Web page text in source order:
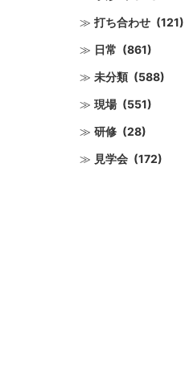
打ち合わせ (121)
日常 (861)
未分類 (588)
現場 (551)
研修 (28)
見学会 (172)